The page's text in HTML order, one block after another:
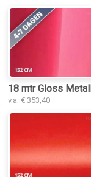
18 mtr Gloss
v.a. € 353,40